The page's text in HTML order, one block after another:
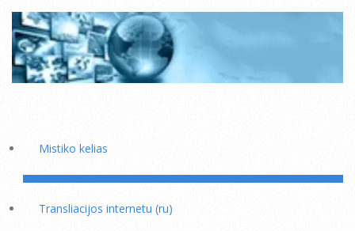
Mistiko kelias
Transliacijos internetu (ru)